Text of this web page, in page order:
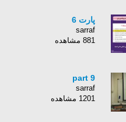
پارت 6
sarraf
881 مشاهده
part 9
sarraf
1201 مشاهده